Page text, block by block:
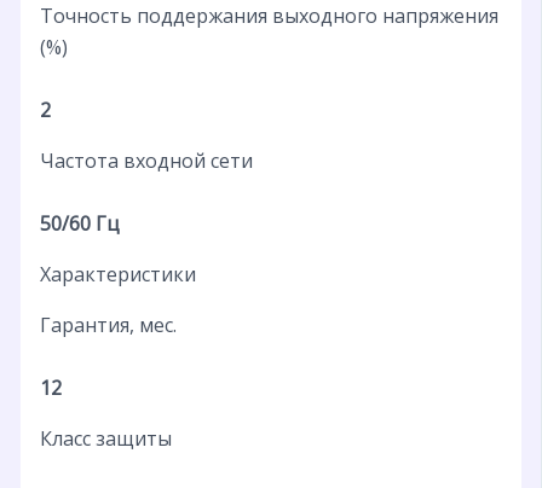
Точность поддержания выходного напряжения
(%)
2
Частота входной сети
50/60 Гц
Характеристики
Гарантия, мес.
12
Класс защиты